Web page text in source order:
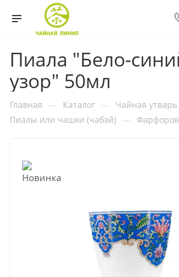
Пиала "Бело-
узор" 50мл
Главная — Каталог — Чайная утварь
Пиалы или чашки (чабэй) —